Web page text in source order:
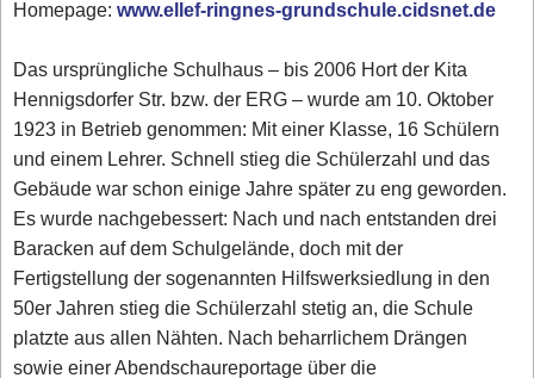
Homepage:www.ellef-ringnes-grundschule.cidsnet.de
Das ursprüngliche Schulhaus – bis 2006 Hort der Kita
Hennigsdorfer Str. bzw. der ERG – wurde am 10. Oktober
1923 in Betrieb genommen: Mit einer Klasse, 16 Schülern
und einem Lehrer. Schnell stieg die Schülerzahl und das
Gebäude war schon einige Jahre später zu eng geworden.
Es wurde nachgebessert: Nach und nach entstanden drei
Baracken auf dem Schulgelände, doch mit der
Fertigstellung der sogenannten Hilfswerksiedlung in den
50er Jahren stieg die Schülerzahl stetig an, die Schule
platzte aus allen Nähten. Nach beharrlichem Drängen
sowie einer Abendschaureportage über die